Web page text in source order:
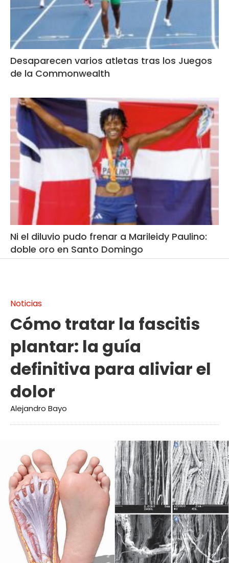
Desaparecen varios atletas tras los Juegos
de la Commonwealth
Ni el diluvio pudo frenar a Marileidy Paulino:
doble oro en Santo Domingo